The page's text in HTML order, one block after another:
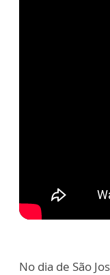
No dia de São